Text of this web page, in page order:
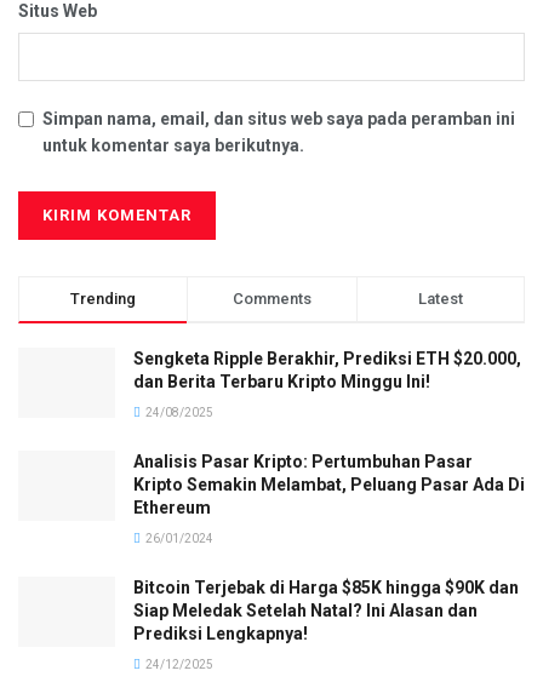
Situs Web
Simpan nama, email, dan situs web saya pada peramban ini
untuk komentar saya berikutnya.
Trending Comments Latest
Sengketa Ripple Berakhir, Prediksi ETH $20.000,
dan Berita Terbaru Kripto Minggu Ini!
24/08/2025
Analisis Pasar Kripto: Pertumbuhan Pasar
Kripto Semakin Melambat, Peluang Pasar Ada Di
Ethereum
26/01/2024
Bitcoin Terjebak di Harga $85K hingga $90K dan
Siap Meledak Setelah Natal? Ini Alasan dan
Prediksi Lengkapnya!
24/12/2025